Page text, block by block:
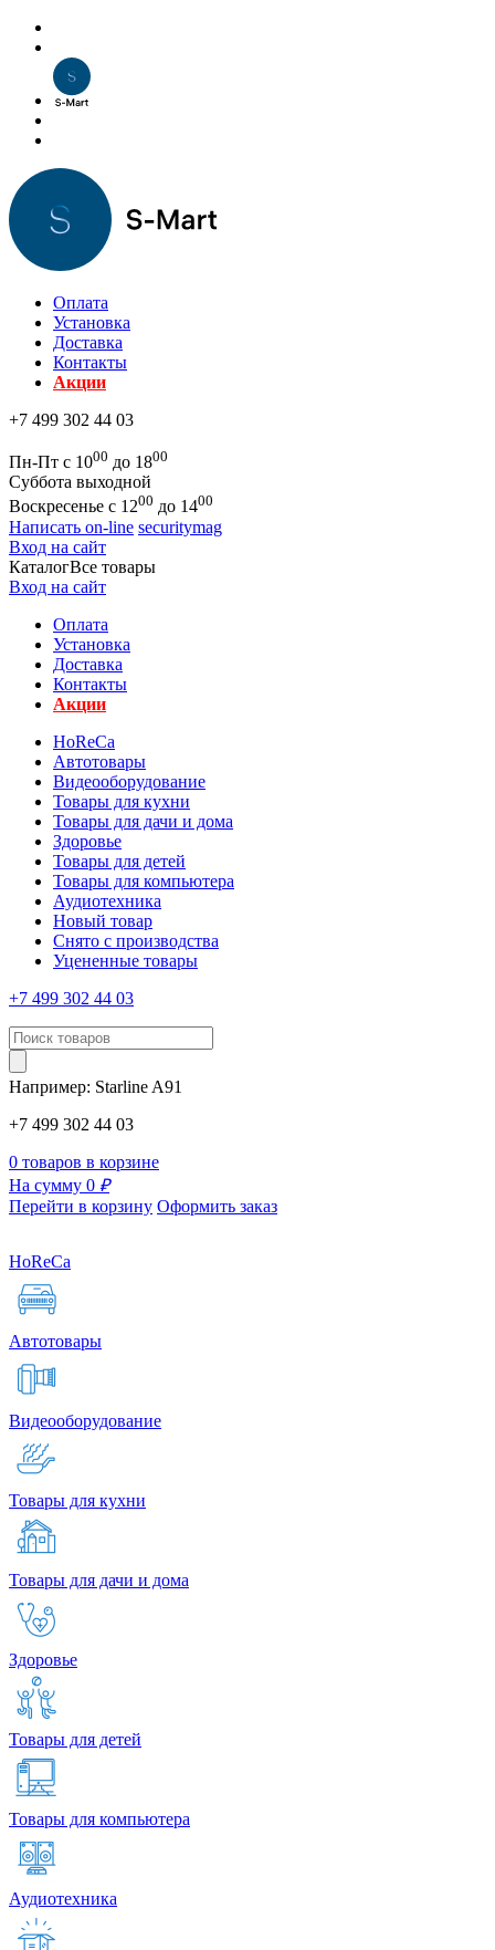
Оплата
Установка
Доставка
Контакты
Акции
+7 499 302 44 03
Пн-Пт с 1000 до 1800
Суббота выходной
Воскресенье с 1200 до 1400
Написать on-line securitymag
Вход на сайт
КаталогВсе товары
Вход на сайт
Оплата
Установка
Доставка
Контакты
Акции
HoReCa
Автотовары
Видеооборудование
Товары для кухни
Товары для дачи и дома
Здоровье
Товары для детей
Товары для компьютера
Аудиотехника
Новый товар
Снято с производства
Уцененные товары
+7 499 302 44 03
Например: Starline A91
+7 499 302 44 03
0 товаров в корзине
На сумму 0 ₽
Перейти в корзину Оформить заказ
HoReCa
Автотовары
Видеооборудование
Товары для кухни
Товары для дачи и дома
Здоровье
Товары для детей
Товары для компьютера
Аудиотехника